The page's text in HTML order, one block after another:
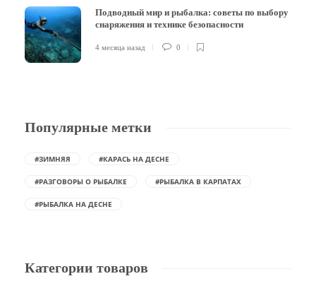
Подводный мир и рыбалка: советы по выбору
снаряжения и технике безопасности
4 месяца назад 0
Популярные метки
#ЗИМНЯЯ #КАРАСЬ НА ДЕСНЕ
#РАЗГОВОРЫ О РЫБАЛКЕ #РЫБАЛКА В КАРПАТАХ
#РЫБАЛКА НА ДЕСНЕ
Категории товаров